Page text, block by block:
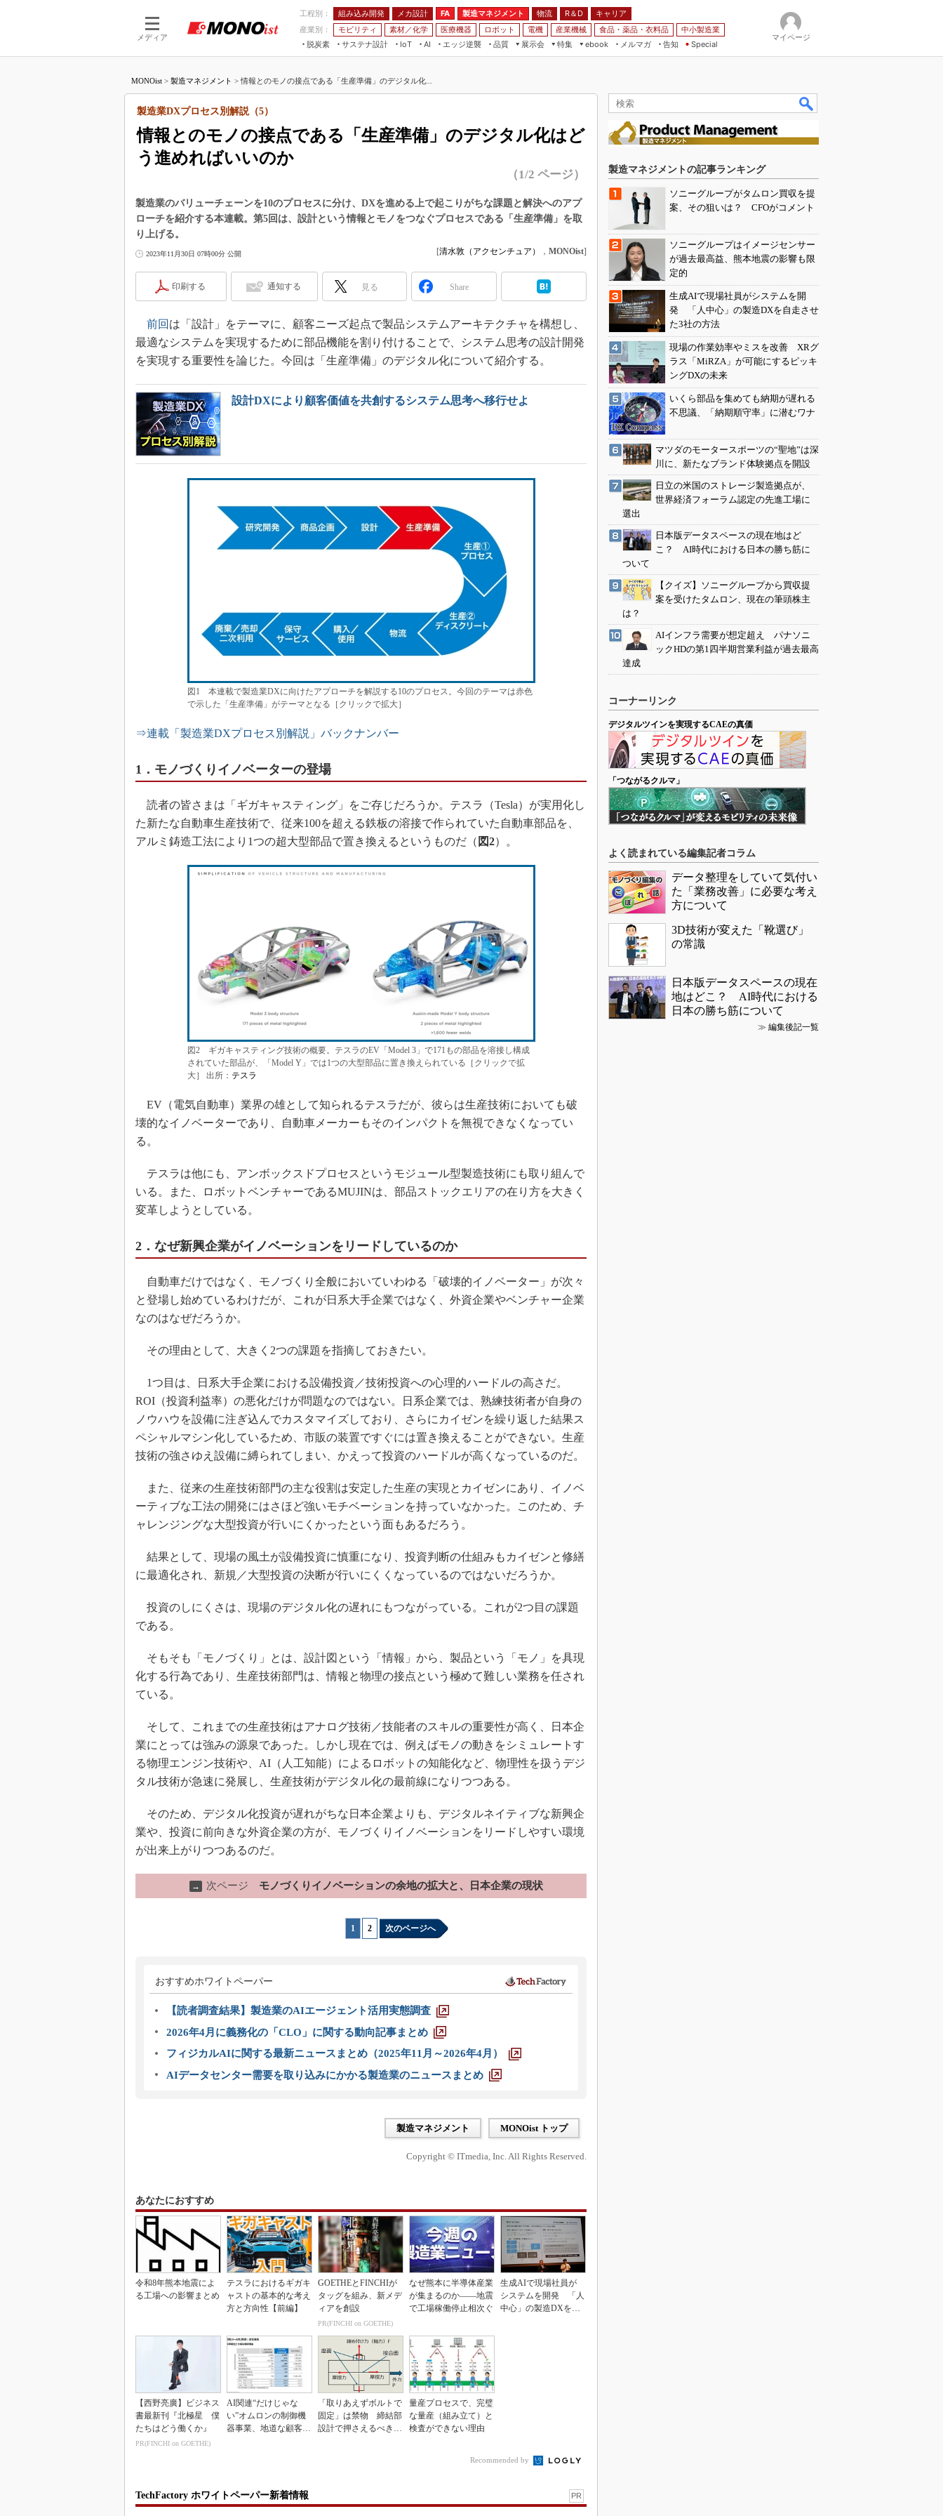
メディア
工程別： 組み込み開発 メカ設計 FA 製造マネジメント 物流 R＆D
キャリア
産業別：
モビリティ 素材／化学 医療機器 ロボット 電機 産業機械 食品・薬品・衣料品
中小製造業
脱炭素
サステナ設計
IoT
つながる工場
AI
AI×設備保全
エッジ逆襲 品質
展示会
JIMTOF
IIFES
TECHNO-FRONTIER
人テク展
日本ものづくりワールド
産業オープンネット展
特集
つながるクルマ
VR／AR
フィールドサービス
組み込みモデリング
車載ソフト開発
3Dプリンタ
デジタルツインとCAE
S＆OP
インダストリー4.0
イノベーション
海外生産
グローバル設計・開発
制御セキュリティ
新型コロナへの対応
ebook
メルマガ
告知 Special
マイページ
MONOist > 製造マネジメント >情報とのモノの接点である「生産準備」のデジタル化...
情報とのモノの接点である「生産準備」のデジタル化はど
う進めればいいのか
製造業DXプロセス別解説（5）
（1/2 ページ）
製造業のバリューチェーンを10のプロセスに分け、DXを進める上で起こりがちな課題と解決へのアプ
ローチを紹介する本連載。第5回は、設計という情報とモノをつなぐプロセスである「生産準備」を取
り上げる。
2023年11月30日 07時00分 公開 [清水敦（アクセンチュア） ， MONOist]
印刷する 通知する 見る Share
前回 は「設計」をテーマに、顧客ニーズ起点で製品システムアーキテクチャを構想し、
最適なシステムを実現するために部品機能を割り付けることで、システム思考の設計開発
を実現する重要性を論じた。今回は「生産準備」のデジタル化について紹介する。
設計DXにより顧客価値を共創するシステム思考へ移行せよ
図1 本連載で製造業DXに向けたアプローチを解説する10のプロセス。今回のテーマは赤色
で示した「生産準備」がテーマとなる［クリックで拡大］
⇒連載「製造業DXプロセス別解説」バックナンバー
1．モノづくりイノベーターの登場
読者の皆さまは「ギガキャスティング」をご存じだろうか。テスラ（Tesla）が実用化し
た新たな自動車生産技術で、従来100を超える鉄板の溶接で作られていた自動車部品を、
アルミ鋳造工法により1つの超大型部品で置き換えるというものだ（ 図2）。
図2 ギガキャスティング技術の概要。テスラのEV「Model 3」で171もの部品を溶接し構成
されていた部品が、「Model Y」では1つの大型部品に置き換えられている［クリックで拡
大］ 出所： テスラ
EV（電気自動車）業界の雄として知られるテスラだが、彼らは生産技術においても破
壊的なイノベーターであり、自動車メーカーもそのインパクトを無視できなくなってい
る。
テスラは他にも、アンボックスドプロセスというモジュール型製造技術にも取り組んで
いる。また、ロボットベンチャーであるMUJINは、部品ストックエリアの在り方を大きく
変革しようとしている。
2．なぜ新興企業がイノベーションをリードしているのか
自動車だけではなく、モノづくり全般においていわゆる「破壊的イノベーター」が次々
と登場し始めているわけだが、これが日系大手企業ではなく、外資企業やベンチャー企業
なのはなぜだろうか。
その理由として、大きく2つの課題を指摘しておきたい。
1つ目は、日系大手企業における設備投資／技術投資への心理的ハードルの高さだ。
ROI（投資利益率）の悪化だけが問題なのではない。日系企業では、熟練技術者が自身の
ノウハウを設備に注ぎ込んでカスタマイズしており、さらにカイゼンを繰り返した結果ス
ペシャルマシン化しているため、市販の装置ですぐには置き換えることができない。生産
技術の強さゆえ設備に縛られてしまい、かえって投資のハードルが高くなっているのだ。
また、従来の生産技術部門の主な役割は安定した生産の実現とカイゼンにあり、イノベ
ーティブな工法の開発にはさほど強いモチベーションを持っていなかった。このため、チ
ャレンジングな大型投資が行いにくかったという面もあるだろう。
結果として、現場の風土が設備投資に慎重になり、投資判断の仕組みもカイゼンと修繕
に最適化され、新規／大型投資の決断が行いにくくなっているのではないだろうか。
投資のしにくさは、現場のデジタル化の遅れにもつながっている。これが2つ目の課題
である。
そもそも「モノづくり」とは、設計図という「情報」から、製品という「モノ」を具現
化する行為であり、生産技術部門は、情報と物理の接点という極めて難しい業務を任され
ている。
そして、これまでの生産技術はアナログ技術／技能者のスキルの重要性が高く、日本企
業にとっては強みの源泉であった。しかし現在では、例えばモノの動きをシミュレートす
る物理エンジン技術や、AI（人工知能）によるロボットの知能化など、物理性を扱うデジ
タル技術が急速に発展し、生産技術がデジタル化の最前線になりつつある。
そのため、デジタル化投資が遅れがちな日本企業よりも、デジタルネイティブな新興企
業や、投資に前向きな外資企業の方が、モノづくりイノベーションをリードしやすい環境
が出来上がりつつあるのだ。
→ 次ページ モノづくりイノベーションの余地の拡大と、日本企業の現状
1 2 次のページへ
おすすめホワイトペーパー
【読者調査結果】製造業のAIエージェント活用実態調査
2026年4月に義務化の「CLO」に関する動向記事まとめ
フィジカルAIに関する最新ニュースまとめ（2025年11月～2026年4月）
AIデータセンター需要を取り込みにかかる製造業のニュースまとめ
製造マネジメント MONOist トップ
Copyright © ITmedia, Inc. All Rights Reserved.
あなたにおすすめ
令和8年熊本地震によ
る工場への影響まとめ
テスラにおけるギガキ
ャストの基本的な考え
方と方向性【前編】
GOETHEとFINCHIが
タッグを組み、新メデ
ィアを創設
PR(FINCHI on GOETHE)
なぜ熊本に半導体産業
が集まるのか――地震
で工場稼働停止相次ぐ
生成AIで現場社員が
システムを開発 「人
中心」の製造DXを自
【西野亮廣】ビジネス
書最新刊『北極星 僕
たちはどう働くか』
PR(FINCHI on GOETHE)
AI関連“だけじゃな
い”オムロンの制御機
器事業、地道な顧客基
「取りあえずボルトで
固定」は禁物 締結部
設計で押さえるべき基
量産プロセスで、完璧
な量産（組み立て）と
検査ができない理由
Recommended by
TechFactory ホワイトペーパー新着情報 PR
製造マネジメントの記事ランキング
ソニーグループがタムロン買収を提
案、その狙いは？ CFOがコメント
ソニーグループはイメージセンサー
が過去最高益、熊本地震の影響も限
定的
生成AIで現場社員がシステムを開
発 「人中心」の製造DXを自走させ
た3社の方法
現場の作業効率やミスを改善 XRグ
ラス「MiRZA」が可能にするピッキ
ングDXの未来
いくら部品を集めても納期が遅れる
不思議、「納期順守率」に潜むワナ
マツダのモータースポーツの“聖地”は深
川に、新たなブランド体験拠点を開設
日立の米国のストレージ製造拠点が、
世界経済フォーラム認定の先進工場に
選出
日本版データスペースの現在地はど
こ？ AI時代における日本の勝ち筋に
ついて
【クイズ】ソニーグループから買収提
案を受けたタムロン、現在の筆頭株主
は？
AIインフラ需要が想定超え パナソニ
ックHDの第1四半期営業利益が過去最高
達成
コーナーリンク
デジタルツインを実現するCAEの真価
「つながるクルマ」
よく読まれている編集記者コラム
データ整理をしていて気付い
た「業務改善」に必要な考え
方について
3D技術が変えた「靴選び」
の常識
日本版データスペースの現在
地はどこ？ AI時代における
日本の勝ち筋について
≫ 編集後記一覧